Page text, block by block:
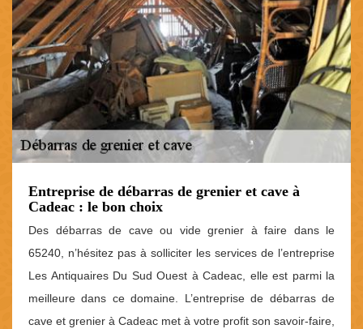
Entreprise de débarras de grenier et cave à
Cadeac : le bon choix
Des débarras de cave ou vide grenier à faire dans le
65240, n’hésitez pas à solliciter les services de l’entreprise
Les Antiquaires Du Sud Ouest à Cadeac, elle est parmi la
meilleure dans ce domaine. L’entreprise de débarras de
cave et grenier à Cadeac met à votre profit son savoir-faire,